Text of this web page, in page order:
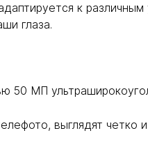
к
глаза.
МП
выглядят